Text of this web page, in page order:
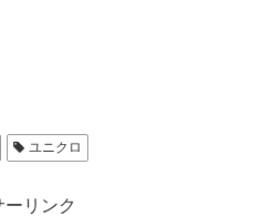
ユニクロ
ーリンク